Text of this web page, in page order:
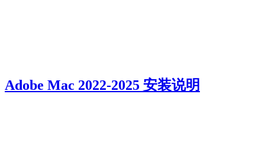
Adobe Mac 2022-2025 安装说明